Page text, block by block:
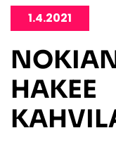
1.4.2021
HAKEE